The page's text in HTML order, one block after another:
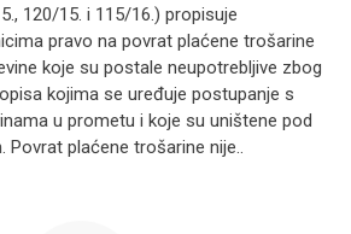
120/15. i 115/16.) propisuje
pravo na povrat plaćene trošarine
koje su postale neupotrebljive zbog
kojima se uređuje postupanje s
u prometu i koje su uništene pod
Povrat plaćene trošarine nije..